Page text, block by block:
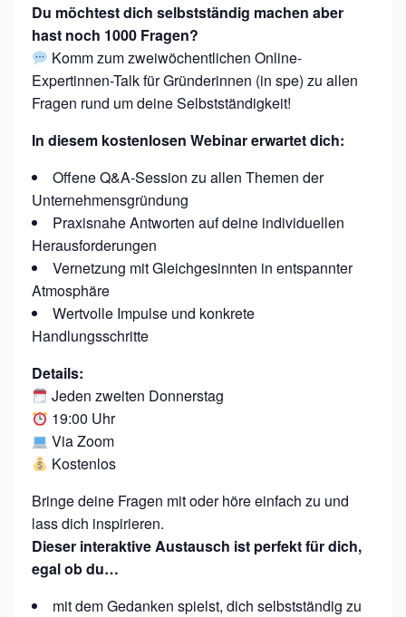
P
R
E
C
S
T
U
N
D
E
:
F
E
M
P
R
E
N
E
U
R
Du möchtest dich selbstständig machen aber
hast noch 1000 Fragen?
Komm zum zweiwöchentlichen Online-
Expertinnen-Talk für Gründerinnen (in spe) zu allen
Fragen rund um deine Selbstständigkeit!
In diesem kostenlosen Webinar erwartet dich:
Offene Q&A-Session zu allen Themen der
Unternehmensgründung
Praxisnahe Antworten auf deine individuellen
Herausforderungen
Vernetzung mit Gleichgesinnten in entspannter
Atmosphäre
Wertvolle Impulse und konkrete
Handlungsschritte
Details:
Jeden zweiten Donnerstag
19:00 Uhr
Via Zoom
Kostenlos
Bringe deine Fragen mit oder höre einfach zu und
lass dich inspirieren.
Dieser interaktive Austausch ist perfekt für dich,
egal ob du…
mit dem Gedanken spielst, dich selbstständig zu